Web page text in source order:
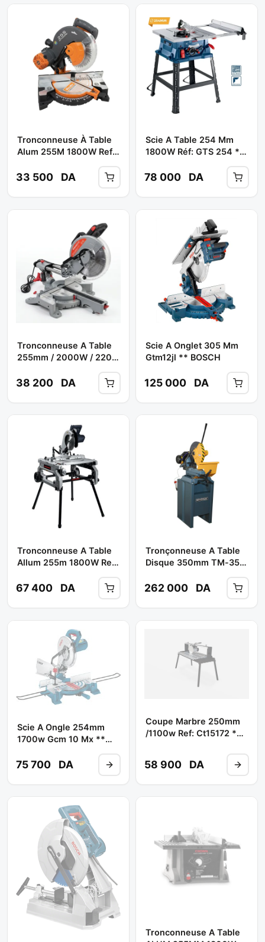
Tronconneuse À Table
Alum 255M 1800W Ref:
KZUBR
33 500 DA
Scie A Table 254 Mm
1800W Réf: GTS 254 **
78 000 DA
Tronconneuse A Table
255mm / 2000W / 220
SPECCO
38 200 DA
Scie A Onglet 305 Mm
Gtm12jl ** BOSCH
125 000 DA
Tronconneuse A Table
Allum 255m 1800W Ref:
67 400 DA
Tronçonneuse A Table
Disque 350mm TM-350
262 000 DA
Scie A Ongle 254mm
1700w Gcm 10 Mx **
75 700 DA
Coupe Marbre 250mm
/1100w Ref: Ct15172 **
58 900 DA
Tronconneuse A Table